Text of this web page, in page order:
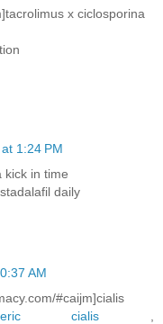
x ciclosporina
1:24 PM
kick in time
daily
AM
#caijm]cialis
cialis